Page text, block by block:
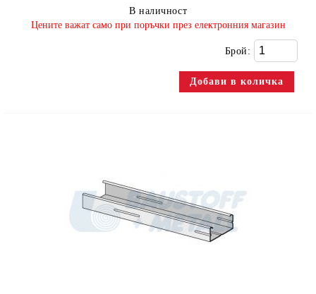
В наличност
​Цените важат само при поръчки през електронния магазин
Брой: